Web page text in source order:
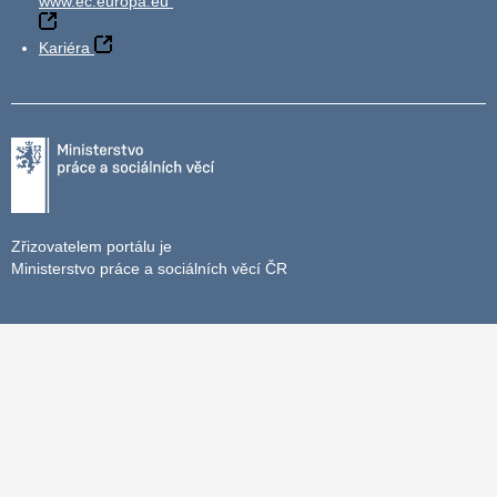
Kariéra
Zřizovatelem portálu je
Ministerstvo práce a sociálních věcí ČR